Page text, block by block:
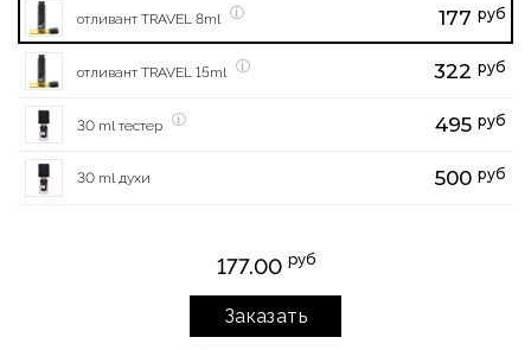
отливант TRAVEL 8ml 177 руб
отливант TRAVEL 15ml 322 руб
30 ml тестер 495 руб
30 ml духи 500 руб
177.00 руб
Заказать